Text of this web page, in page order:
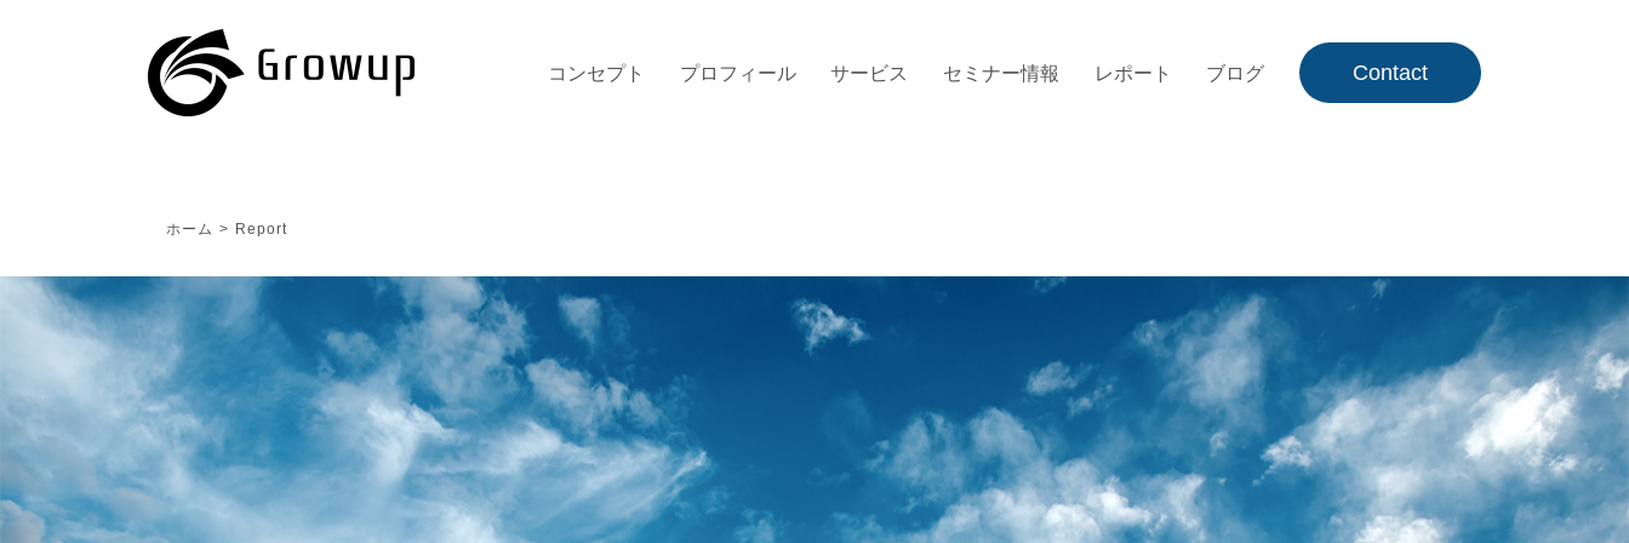
コンセプト プロフィール サービス セミナー情報 レポート ブログ Contact
ホーム > Report